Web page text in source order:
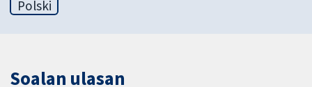
Polski
Soalan ulasan